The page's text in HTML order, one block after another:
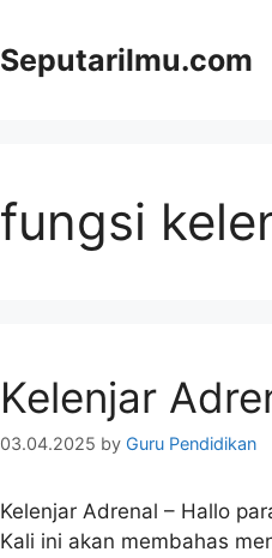
Seputarilmu.com
fungsi
Kelenjar
03.04.2025 by Guru Pendidikan
Kelenjar Adrenal – Hallo
Kali ini akan membahas